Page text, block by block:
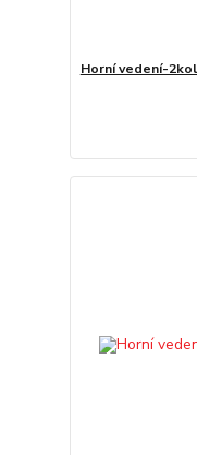
Horní vedení-